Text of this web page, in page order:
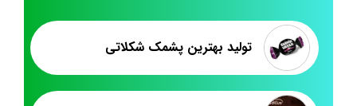
تولید بهترین پشمک شکلاتی